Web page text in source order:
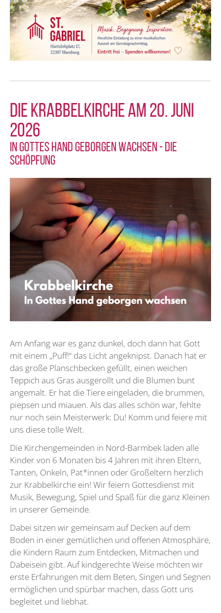
Die Krabbelkirche am 20. Juni
2026
In Gottes Hand geborgen wachsen - Die
Schöpfung
Am Anfang war es ganz dunkel, doch dann hat Gott
mit einem „Puff!“ das Licht angeknipst. Danach hat er
das große Planschbecken gefüllt, einen weichen
Teppich aus Gras ausgerollt und die Blumen bunt
angemalt. Er hat die Tiere eingeladen, die brummen,
piepsen und miauen. Als das alles schön war, fehlte
nur noch sein Meisterwerk: Du! Komm und feiere mit
uns diese tolle Welt.
Die Kirchengemeinden in Nord-Barmbek laden alle
Kinder von 6 Monaten bis 4 Jahren mit ihren Eltern,
Tanten, Onkeln, Pat*innen oder Großeltern herzlich
zur Krabbelkirche ein! Wir feiern Gottesdienst mit
Musik, Bewegung, Spiel und Spaß für die ganz Kleinen
in unserer Gemeinde.
Dabei sitzen wir gemeinsam auf Decken auf dem
Boden in einer gemütlichen und offenen Atmosphäre,
die Kindern Raum zum Entdecken, Mitmachen und
Dabeisein gibt. Auf kindgerechte Weise möchten wir
erste Erfahrungen mit dem Beten, Singen und Segnen
ermöglichen und spürbar machen, dass Gott uns
begleitet und liebhat.